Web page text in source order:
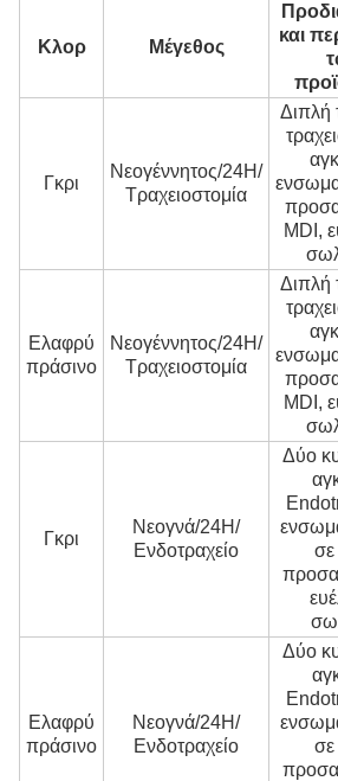
Κλορ Μέγεθος
και
Γκρι
Νεογέννητος/24H/
Τραχειοστομία
Διπλή
MDI,
Ελαφρύ
πράσινο
Νεογέννητος/24H/
Τραχειοστομία
Διπλή
MDI,
Γκρι
Νεογνά/24H/
Ενδοτραχείο
Δύο
σε
Ελαφρύ
πράσινο
Νεογνά/24H/
Ενδοτραχείο
Δύο
σε